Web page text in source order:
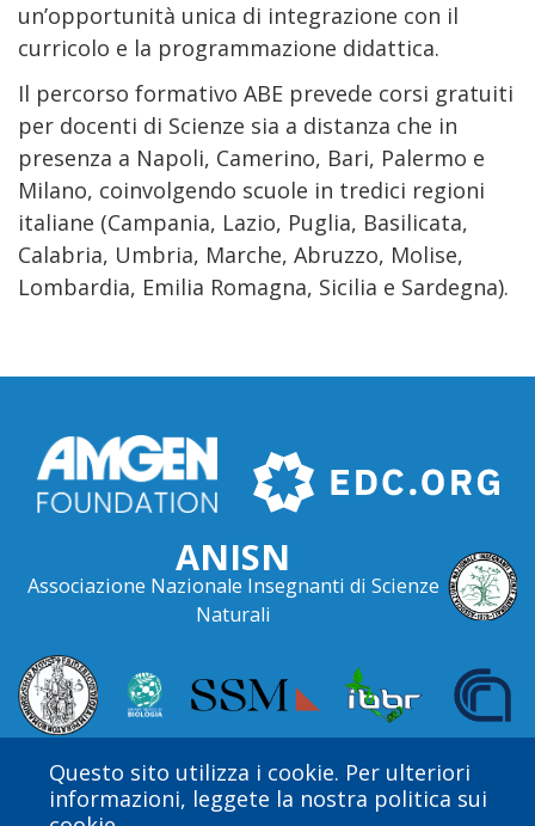
un’opportunità unica di integrazione con il
curricolo e la programmazione didattica.
Il percorso formativo ABE prevede corsi gratuiti
per docenti di Scienze sia a distanza che in
presenza a Napoli, Camerino, Bari, Palermo e
Milano, coinvolgendo scuole in tredici regioni
italiane (Campania, Lazio, Puglia, Basilicata,
Calabria, Umbria, Marche, Abruzzo, Molise,
Lombardia, Emilia Romagna, Sicilia e Sardegna).
Questo sito utilizza i cookie. Per ulteriori
informazioni, leggete la nostra politica sui
ANISN
Associazione Nazionale Insegnanti di Scienze
Naturali